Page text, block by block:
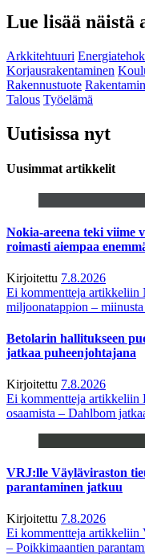
Lue lisää näistä
Arkkitehtuuri
Korjausrakentaminen
Rakennustuote
Talous Työelämä
Uutisissa nyt
Uusimmat artikkelit
Nokia-areena teki viime
roimasti aiempaa
Kirjoitettu 7.8.2026
Ei kommentteja artikkeliin
miljoonatappion –
Betolarin hallitukseen
jatkaa puheenjohtajana
Kirjoitettu 7.8.2026
Ei kommentteja artikkeliin
osaamista – Dahlbom
VRJ:lle Väyläviraston
parantaminen jatkuu
Kirjoitettu 7.8.2026
Ei kommentteja artikkeliin
– Poikkimaantien